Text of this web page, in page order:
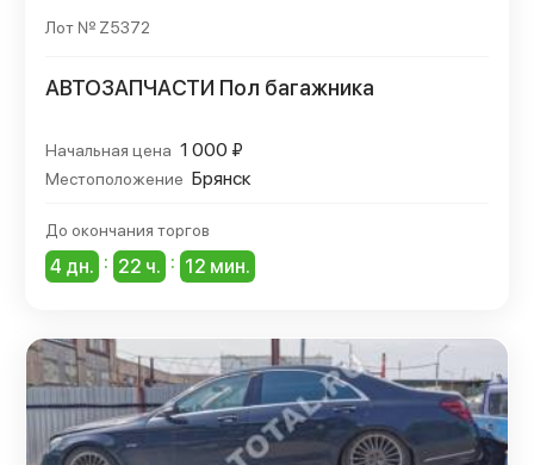
Лот № Z5372
АВТОЗАПЧАСТИ Пол багажника
Начальная цена 1 000 ₽
Местоположение Брянск
До окончания торгов
4 дн. : 22 ч. : 12 мин.